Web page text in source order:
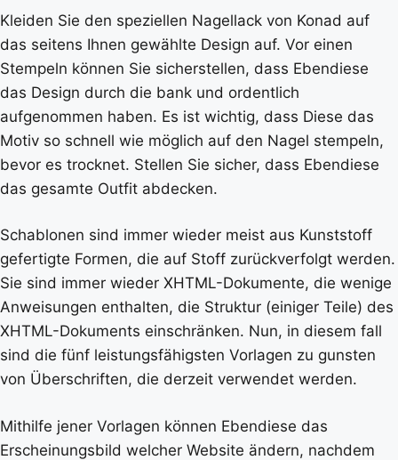
Kleiden Sie den speziellen Nagellack von Konad auf
das seitens Ihnen gewählte Design auf. Vor einen
Stempeln können Sie sicherstellen, dass Ebendiese
das Design durch die bank und ordentlich
aufgenommen haben. Es ist wichtig, dass Diese das
Motiv so schnell wie möglich auf den Nagel stempeln,
bevor es trocknet. Stellen Sie sicher, dass Ebendiese
das gesamte Outfit abdecken.
Schablonen sind immer wieder meist aus Kunststoff
gefertigte Formen, die auf Stoff zurückverfolgt werden.
Sie sind immer wieder XHTML-Dokumente, die wenige
Anweisungen enthalten, die Struktur (einiger Teile) des
XHTML-Dokuments einschränken. Nun, in diesem fall
sind die fünf leistungsfähigsten Vorlagen zu gunsten
von Überschriften, die derzeit verwendet werden.
Mithilfe jener Vorlagen können Ebendiese das
Erscheinungsbild welcher Website ändern, nachdem